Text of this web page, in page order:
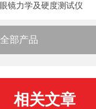
镜力学及硬度测试仪
部产品
相关文章